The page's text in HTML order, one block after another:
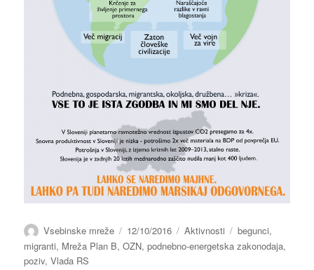
Avtor
Vsebinske mreže
Objavljeno
dne
12/10/2016 Kategorije
Aktivnosti Oznake
begunci,
migranti, Mreža Plan B,OZN,podnebno-energetska zakonodaja,
poziv,Vlada RS